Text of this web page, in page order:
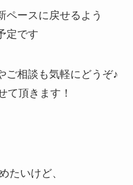
ペースに戻せるよう
定です
ご相談も気軽にどうぞ♪
て頂きます！
たいけど、